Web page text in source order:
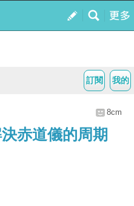
我的
訂閱
8cm
赤道儀的周期